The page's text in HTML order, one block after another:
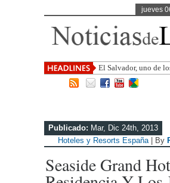
jueves
El Salvador, uno de
mayor proyección de
Publicado: Mar, Dic 24th, 2013
Hoteles y Resorts España| By
Seaside Grand